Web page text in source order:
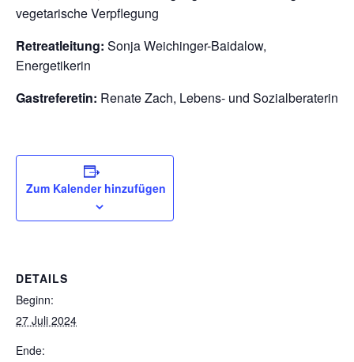
vegetarische Verpflegung
Retreatleitung: Sonja Weichinger-Baidalow,
Energetikerin
Gastreferetin: Renate Zach, Lebens- und Sozialberaterin
Zum Kalender hinzufügen
DETAILS
Beginn:
27 Juli 2024
Ende: